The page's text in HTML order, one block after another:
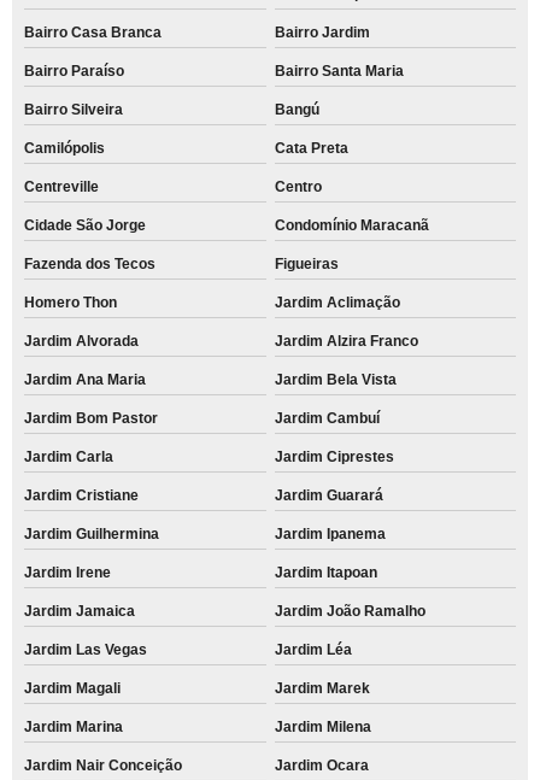
Bairro Casa Branca Bairro Jardim
Bairro Paraíso Bairro Santa Maria
Bairro Silveira Bangú
Camilópolis Cata Preta
Centreville Centro
Cidade São Jorge Condomínio Maracanã
Fazenda dos Tecos Figueiras
Homero Thon Jardim Aclimação
Jardim Alvorada Jardim Alzira Franco
Jardim Ana Maria Jardim Bela Vista
Jardim Bom Pastor Jardim Cambuí
Jardim Carla Jardim Ciprestes
Jardim Cristiane Jardim Guarará
Jardim Guilhermina Jardim Ipanema
Jardim Irene Jardim Itapoan
Jardim Jamaica Jardim João Ramalho
Jardim Las Vegas Jardim Léa
Jardim Magali Jardim Marek
Jardim Marina Jardim Milena
Jardim Nair Conceição Jardim Ocara